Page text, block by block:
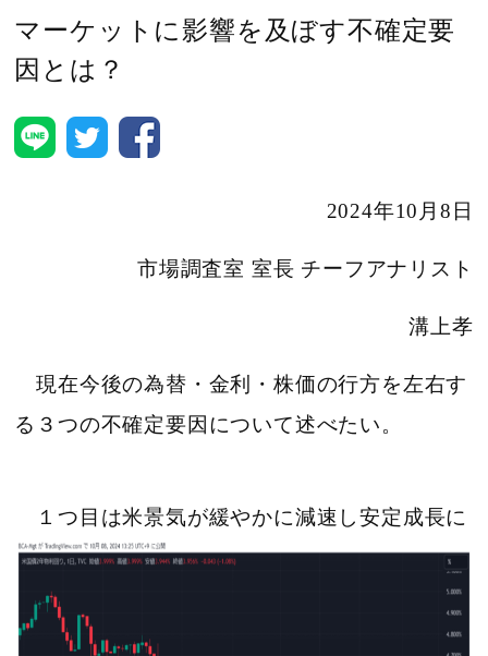
マーケットに影響を及ぼす不確定要
因とは？
2024年10月8日
市場調査室 室長 チーフアナリスト
溝上孝
現在今後の為替・金利・株価の行方を左右す
る３つの不確定要因について述べたい。
１つ目は米景気が緩やかに減速し安定成長に